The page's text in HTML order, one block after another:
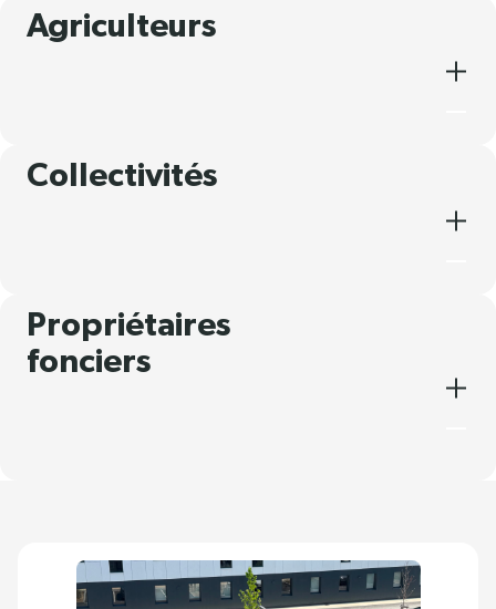
Agriculteurs
Collectivités
Propriétaires
fonciers